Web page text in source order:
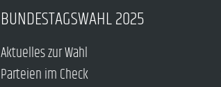
BUNDESTAGSWAHL 2025
Aktuelles zur Wahl
Parteien im Check